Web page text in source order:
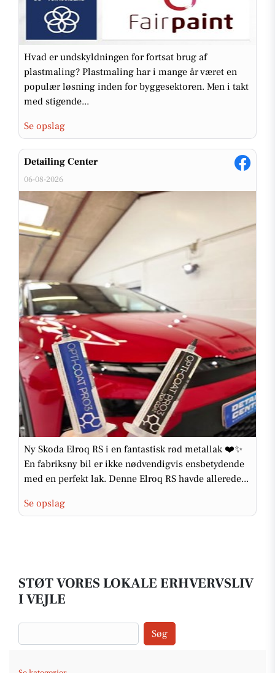
Hvad er undskyldningen for fortsat brug af
plastmaling? Plastmaling har i mange år været en
populær løsning inden for byggesektoren. Men i takt
med stigende...
Se opslag
Detailing Center
06-08-2026
Ny Skoda Elroq RS i en fantastisk rød metallak ❤️✨
En fabriksny bil er ikke nødvendigvis ensbetydende
med en perfekt lak. Denne Elroq RS havde allerede...
Se opslag
STØT VORES LOKALE ERHVERVSLIV
I VEJLE
Søg